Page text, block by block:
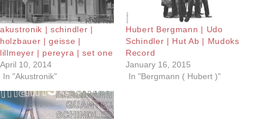
akustronik | schindler |
holzbauer | geisse |
lillmeyer | pereyra | set one
April 10, 2014
In "Akustronik"
Hubert Bergmann | Udo
Schindler | Hut Ab | Mudoks
Record
January 16, 2015
In "Bergmann ( Hubert )"